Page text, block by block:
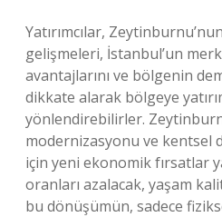
Yatırımcılar,
gelişmeleri, İstanbul’un
avantajlarını ve bölgenin
dikkate alarak bölgeye
yönlendirebilirler.
modernizasyonu ve kentsel
için yeni ekonomik fırsatlar
oranları azalacak, yaşam
bu dönüşümün, sadece